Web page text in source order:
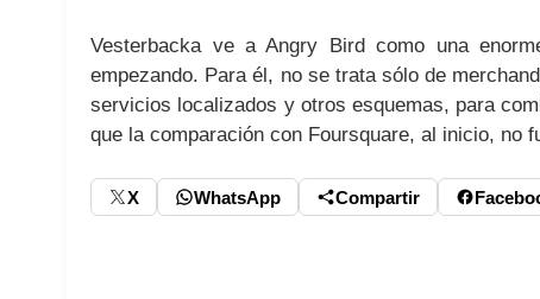
Vesterbacka ve a Angry Bird como una
empezando. Para él, no se trata sólo de
servicios localizados y otros esquemas, para
que la comparación con Foursquare, al inicio, no
X WhatsApp Compartir